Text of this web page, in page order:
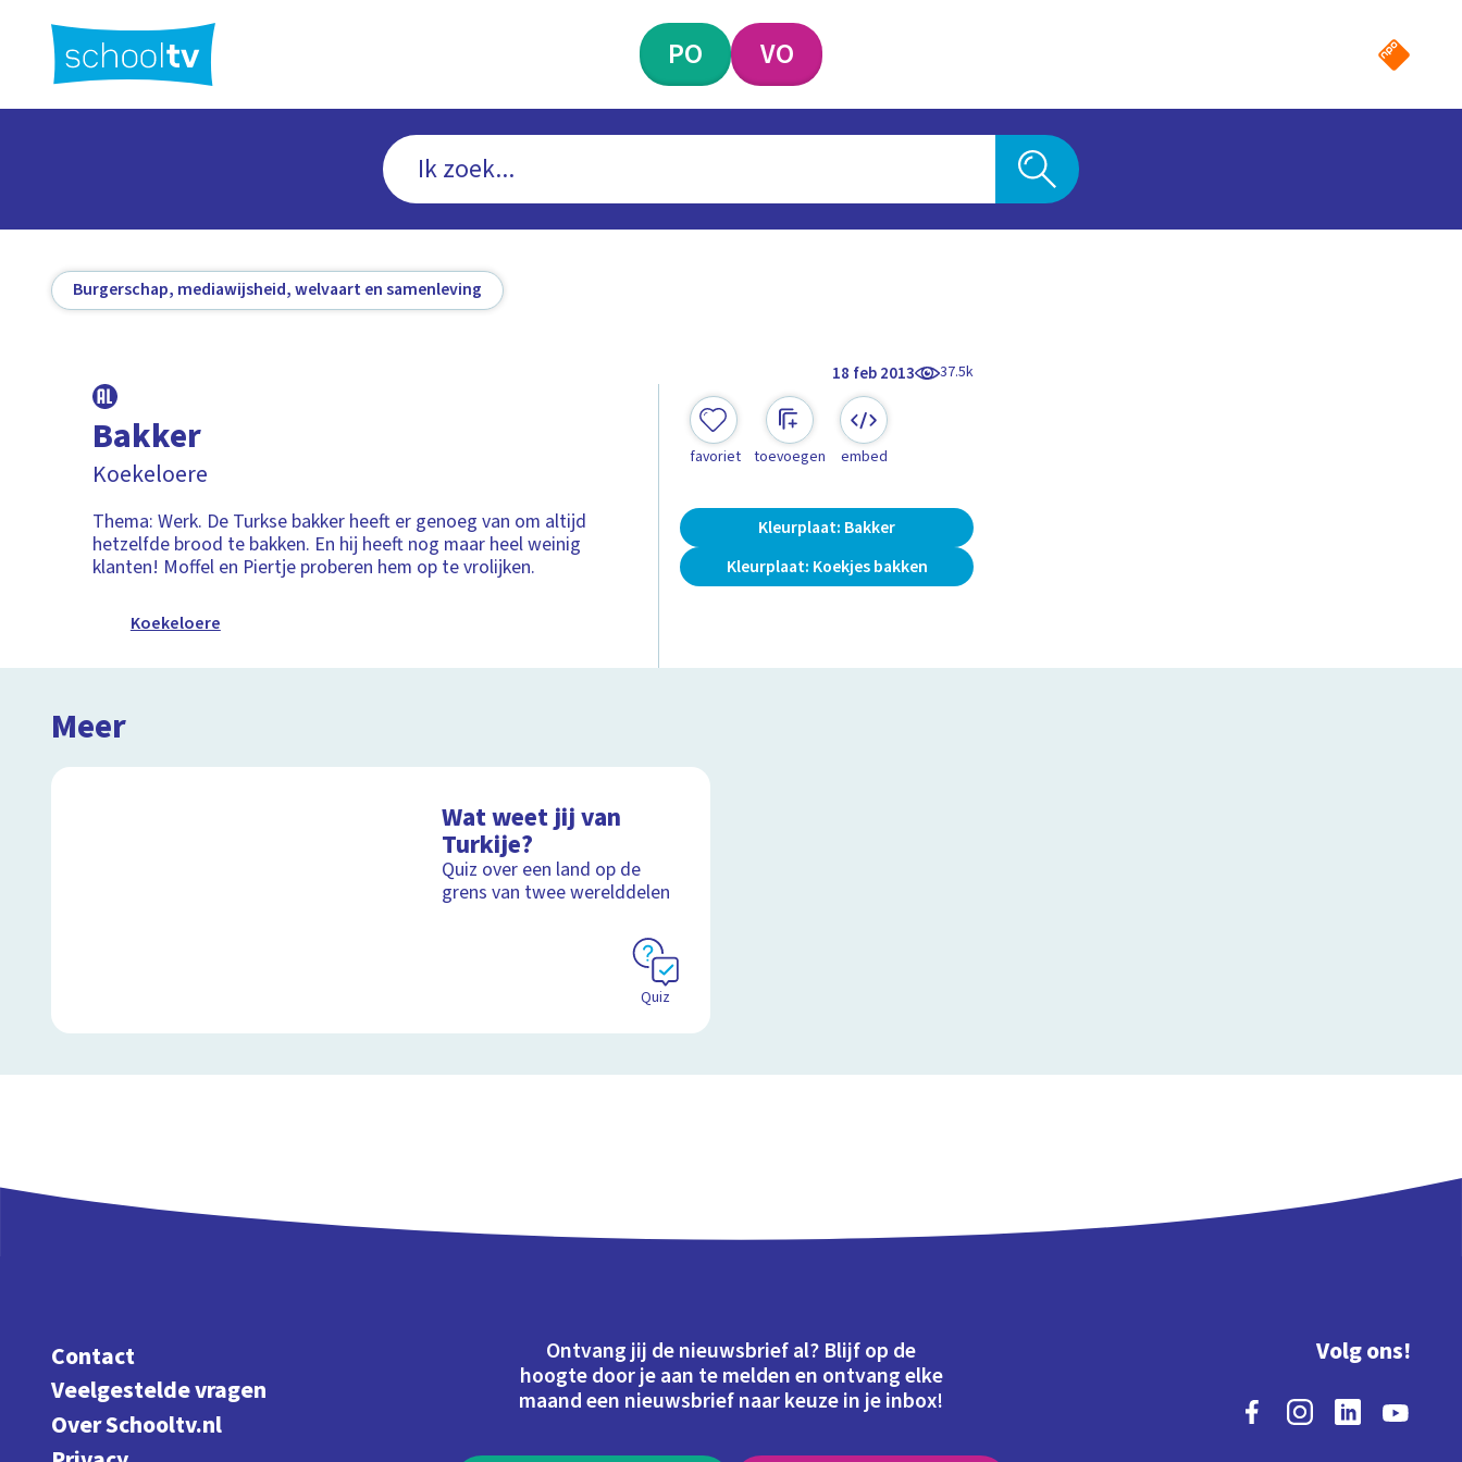
hoofdinhoud
PO VO
Burgerschap, mediawijsheid, welvaart en samenleving
18 feb 2013 37.5k
Bakker
Koekeloere
Thema: Werk. De Turkse bakker heeft er genoeg van om altijd
hetzelfde brood te bakken. En hij heeft nog maar heel weinig
klanten! Moffel en Piertje proberen hem op te vrolijken.
Koekeloere
favoriet toevoegen embed
Kleurplaat: Bakker
Kleurplaat: Koekjes bakken
Meer
Wat weet jij van
Turkije?
Quiz over een land op de
grens van twee werelddelen
Quiz
Contact
Veelgestelde vragen
Over Schooltv.nl
Ontvang jij de nieuwsbrief al? Blijf op de
hoogte door je aan te melden en ontvang elke
maand een nieuwsbrief naar keuze in je inbox!
Volg ons!